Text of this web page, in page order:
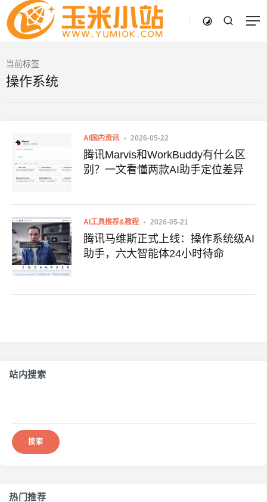
当前标签
操作系统
AI国内资讯 2026-05-22
腾讯Marvis和WorkBuddy有什么区
别？一文看懂两款AI助手定位差异
AI工具推荐&教程 2026-05-21
腾讯马维斯正式上线：操作系统级AI
助手，六大智能体24小时待命
站内搜索
热门推荐